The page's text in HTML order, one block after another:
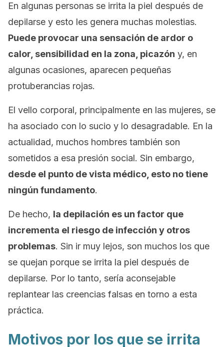
En algunas personas se irrita la piel después de
depilarse y esto les genera muchas molestias.
Puede provocar una sensación de ardor o
calor, sensibilidad en la zona, picazón y, en
algunas ocasiones, aparecen pequeñas
protuberancias rojas.
El vello corporal, principalmente en las mujeres, se
ha asociado con lo sucio y lo desagradable. En la
actualidad, muchos hombres también son
sometidos a esa presión social. Sin embargo,
desde el punto de vista médico, esto no tiene
ningún fundamento.
De hecho, la depilación es un factor que
incrementa el riesgo de infección y otros
problemas. Sin ir muy lejos, son muchos los que
se quejan porque se irrita la piel después de
depilarse. Por lo tanto, sería aconsejable
replantear las creencias falsas en torno a esta
práctica.
Motivos por los que se irrita